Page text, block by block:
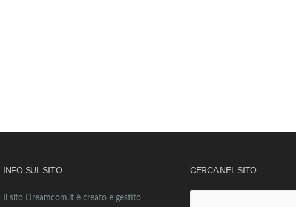
INFO SUL SITO
Il sito Dreamcom.it è creato e gestito
CERCA NEL SITO